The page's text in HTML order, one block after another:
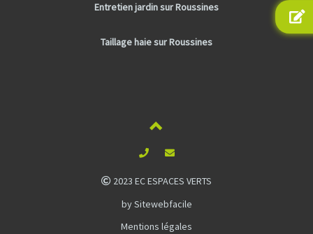
Entretien jardin sur Roussines
Taillage haie sur Roussines
2023 EC ESPACES VERTS
by Sitewebfacile
Mentions légales